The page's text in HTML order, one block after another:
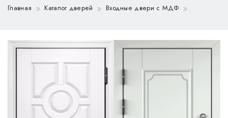
Главная Каталог дверей Входные двери с МДФ